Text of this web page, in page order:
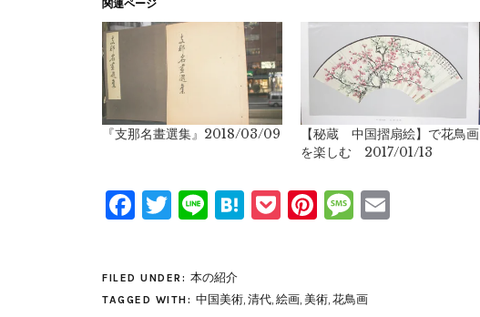
関連ページ
『支那名畫選集』2018/03/09
【秘蔵 中国摺扇絵】で花鳥画
を楽しむ 2017/01/13
Facebook
Twitter
LineHatena
Pocket
Pinterest
Message
FILED UNDER: 本の紹介
TAGGED WITH: 中国美術, 清代, 絵画, 美術, 花鳥画